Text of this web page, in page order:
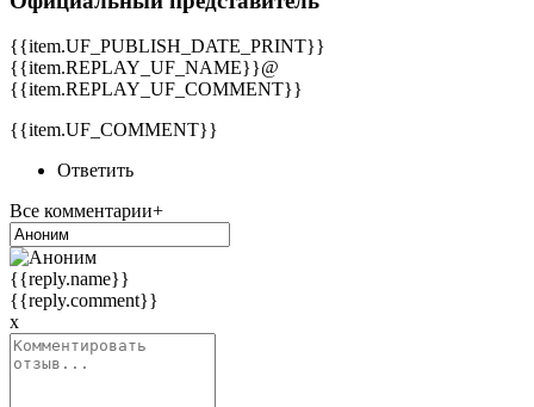
{{item.UF_PUBLISH_DATE_PRINT}}
{{item.REPLAY_UF_NAME}}@
{{item.REPLAY_UF_COMMENT}}
{{item.UF_COMMENT}}
Ответить
Все комментарии+
{{reply.name}}
{{reply.comment}}
x